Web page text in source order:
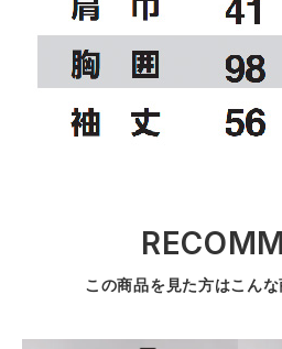
この商品を見た方はこん